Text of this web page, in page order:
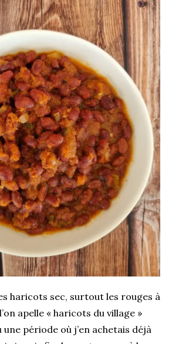
haricots sec, surtout les rouges à
apelle « haricots du village »
période où j’en achetais déjà